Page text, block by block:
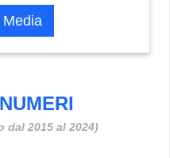
dal 2015 al 2024)